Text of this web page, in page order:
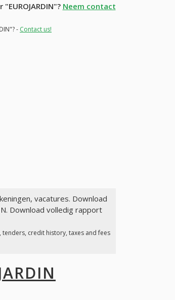
Neem contact
- Contact us!
vacatures. Download
Download volledig rapport
tenders, credit history, taxes and fees